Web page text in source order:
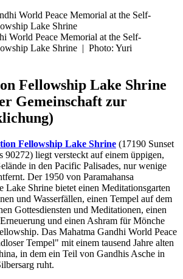
World Peace Memorial at the Self-
Lake Shrine | Photo: Yuri
Fellowship Lake Shrine
Gemeinschaft zur
Fellowship Lake Shrine (17190 Sunset
90272) liegt versteckt auf einem üppigen,
in den Pacific Palisades, nur wenige
Der 1950 von Paramahansa
Lake Shrine bietet einen Meditationsgarten
und Wasserfällen, einen Tempel auf dem
Gottesdiensten und Meditationen, einen
und einen Ashram für Mönche
Das Mahatma Gandhi World Peace
Tempel" mit einem tausend Jahre alten
in dem ein Teil von Gandhis Asche in
ruht.